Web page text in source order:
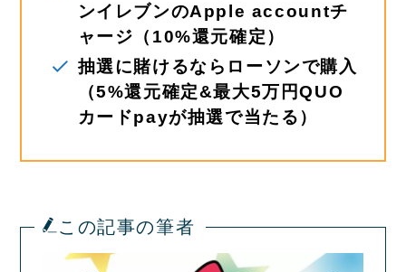
ンイレブンのApple accountチ
ャージ（10%還元確定）
抽選に賭けるならローソンで購入
（5%還元確定&最大5万円QUO
カードpayが抽選で当たる）
この記事の筆者